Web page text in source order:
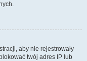
aby nie rejestrowały
twój adres IP lub